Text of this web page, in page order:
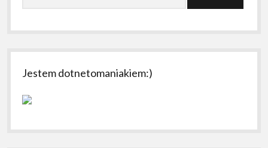
Jestem dotnetomaniakiem:)